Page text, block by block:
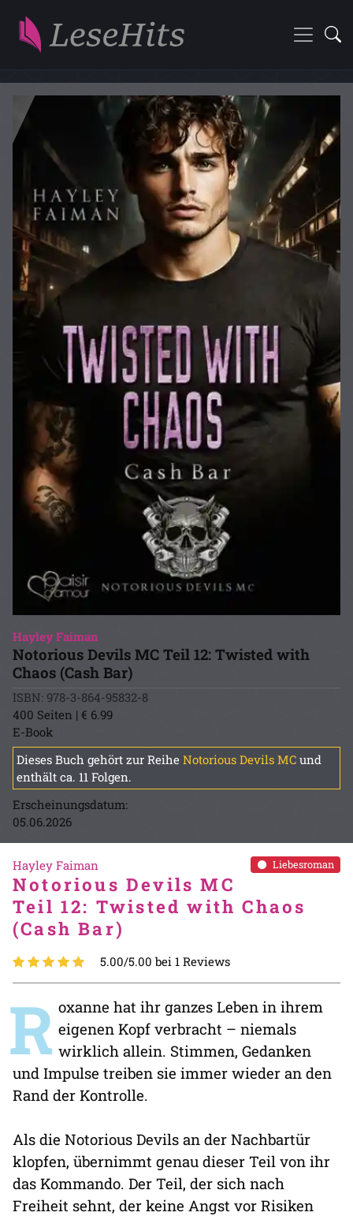
Hayley Faiman
Notorious Devils MC Teil 12: Twisted with
Chaos (Cash Bar)
ISBN: 978-3-864-95832-8
400 Seiten | € 6.99
E-Book
Dieses Buch gehört zur Reihe Notorious Devils MC und
enthält ca. 11 Folgen.
Erscheinungsdatum:
05.06.2026
Liebesroman
Hayley Faiman
Notorious Devils MC
Teil 12: Twisted with Chaos
(Cash Bar)
5.00/5.00 bei 1 Reviews
R oxanne hat ihr ganzes Leben in ihrem
eigenen Kopf verbracht – niemals
wirklich allein. Stimmen, Gedanken
und Impulse treiben sie immer wieder an den
Rand der Kontrolle.
Als die Notorious Devils an der Nachbartür
klopfen, übernimmt genau dieser Teil von ihr
das Kommando. Der Teil, der sich nach
Freiheit sehnt, der keine Angst vor Risiken